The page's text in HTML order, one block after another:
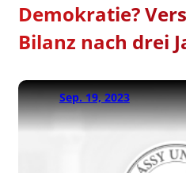
Demokratie?
Bilanz nach drei
Sep. 19, 2023